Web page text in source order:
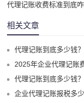
相关文章
代理记账到底多少钱
2025年企业代理记账费
代理记账到底多少钱
企业代理记账报税多少钱